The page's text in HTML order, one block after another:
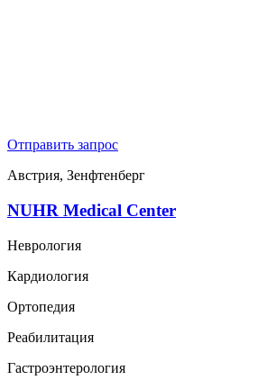
Отправить запрос
Австрия, Зенфтенберг
NUHR Medical Center
Неврология
Кардиология
Ортопедия
Реабилитация
Гастроэнтерология